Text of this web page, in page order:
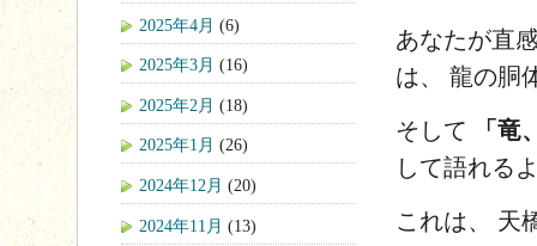
あなたが直
は、 龍の胴
そして
「竜
して語れる
これは、 天
2025年4月 (6)
2025年3月 (16)
2025年2月 (18)
2025年1月 (26)
2024年12月 (20)
2024年11月 (13)